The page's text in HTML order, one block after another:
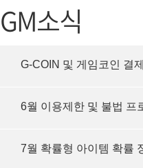
프렌즈팝콘
GM소식
G-COIN 및 게임코인 결
6월 이용제한 및 불법 프
7월 확률형 아이템 확률